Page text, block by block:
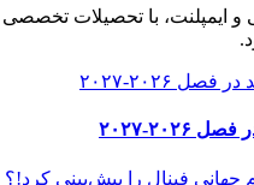
با تحصیلات تخصصی
۲۰۲۷